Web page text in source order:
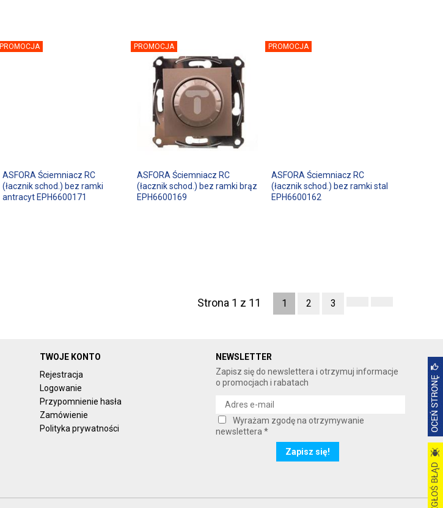
PROMOCJA
ASFORA Ściemniacz RC
(łacznik schod.) bez ramki
antracyt EPH6600171
PROMOCJA
ASFORA Ściemniacz RC
(łacznik schod.) bez ramki brąz
EPH6600169
PROMOCJA
ASFORA Ściemniacz RC
(łacznik schod.) bez ramki stal
EPH6600162
Strona 1 z 11 1 2 3
TWOJE KONTO
Rejestracja
Logowanie
Przypomnienie hasła
Zamówienie
Polityka prywatności
NEWSLETTER
Zapisz się do newslettera i otrzymuj informacje
o promocjach i rabatach
Wyrażam zgodę na otrzymywanie
newslettera *